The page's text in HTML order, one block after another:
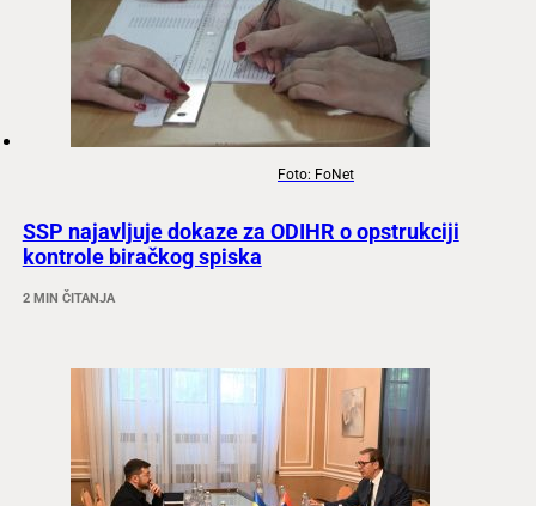
Foto: FoNet
SSP najavljuje dokaze za ODIHR o opstrukciji
kontrole biračkog spiska
2 MIN ČITANJA